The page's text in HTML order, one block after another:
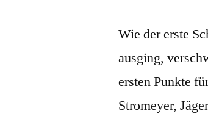
Wie der erste
ausging,
ersten Punkte
Stromeyer,